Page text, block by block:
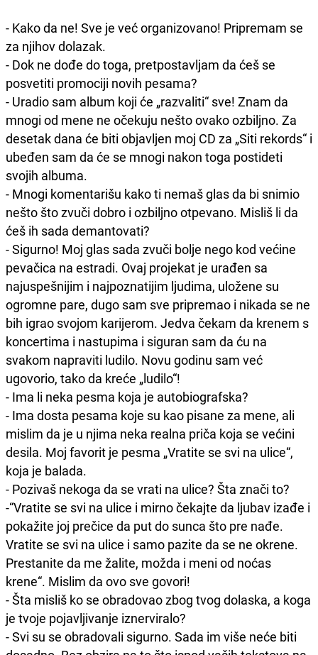
- Kako da ne! Sve je već organizovano! Pripremam se
za njihov dolazak.
- Dok ne dođe do toga, pretpostavljam da ćeš se
posvetiti promociji novih pesama?
- Uradio sam album koji će „razvaliti“ sve! Znam da
mnogi od mene ne očekuju nešto ovako ozbiljno. Za
desetak dana će biti objavljen moj CD za „Siti rekords“ i
ubeđen sam da će se mnogi nakon toga postideti
svojih albuma.
- Mnogi komentarišu kako ti nemaš glas da bi snimio
nešto što zvuči dobro i ozbiljno otpevano. Misliš li da
ćeš ih sada demantovati?
- Sigurno! Moj glas sada zvuči bolje nego kod većine
pevačica na estradi. Ovaj projekat je urađen sa
najuspešnijim i najpoznatijim ljudima, uložene su
ogromne pare, dugo sam sve pripremao i nikada se ne
bih igrao svojom karijerom. Jedva čekam da krenem s
koncertima i nastupima i siguran sam da ću na
svakom napraviti ludilo. Novu godinu sam već
ugovorio, tako da kreće „ludilo“!
- Ima li neka pesma koja je autobiografska?
- Ima dosta pesama koje su kao pisane za mene, ali
mislim da je u njima neka realna priča koja se većini
desila. Moj favorit je pesma „Vratite se svi na ulice“,
koja je balada.
- Pozivaš nekoga da se vrati na ulice? Šta znači to?
-“Vratite se svi na ulice i mirno čekajte da ljubav izađe i
pokažite joj prečice da put do sunca što pre nađe.
Vratite se svi na ulice i samo pazite da se ne okrene.
Prestanite da me žalite, možda i meni od noćas
krene“. Mislim da ovo sve govori!
- Šta misliš ko se obradovao zbog tvog dolaska, a koga
je tvoje pojavljivanje iznerviralo?
- Svi su se obradovali sigurno. Sada im više neće biti